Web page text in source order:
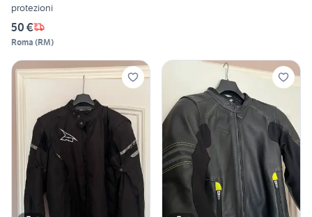
protezioni
50 €
Roma (RM)